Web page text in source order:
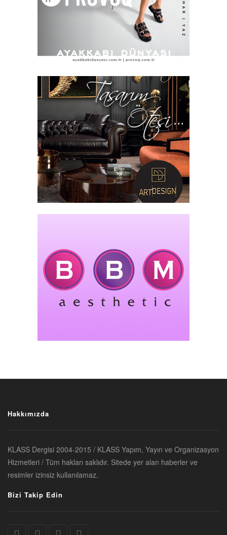
Hakkımızda
KLASS Dergisi 2004-2015 / KLASS Yapım, Yayın ve Organizasyon
Hizmetleri / Tüm hakları saklıdır. Sitede yer alan haberler ve
resimler izinsiz kullanılamaz.
Bizi Takip Edin